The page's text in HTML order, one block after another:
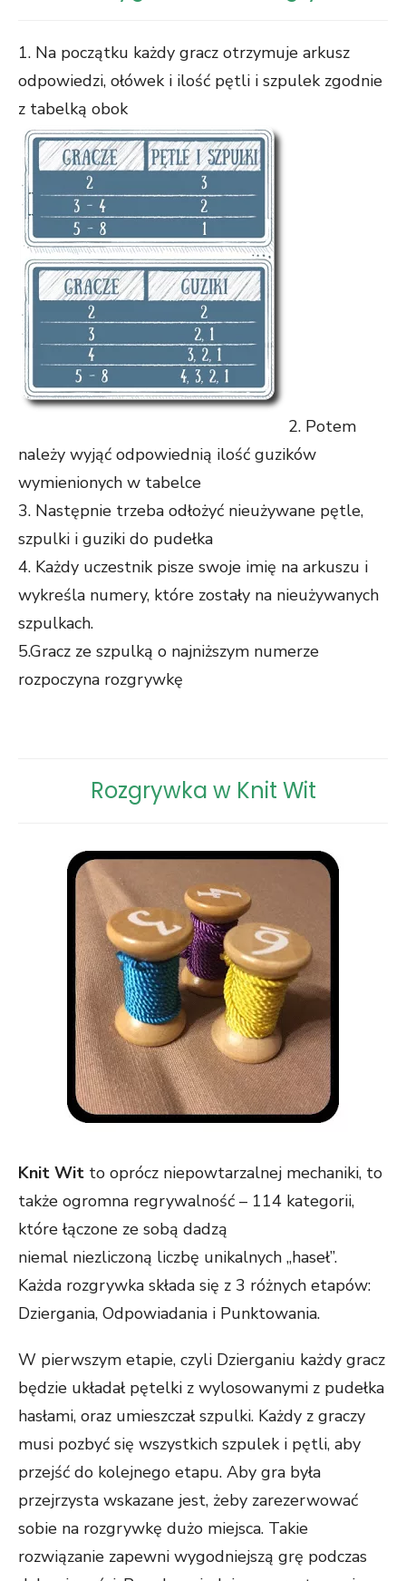
1. Na początku każdy gracz otrzymuje arkusz
odpowiedzi, ołówek i ilość pętli i szpulek zgodnie
z tabelką obok
2. Potem
należy wyjąć odpowiednią ilość guzików
wymienionych w tabelce
3. Następnie trzeba odłożyć nieużywane pętle,
szpulki i guziki do pudełka
4. Każdy uczestnik pisze swoje imię na arkuszu i
wykreśla numery, które zostały na nieużywanych
szpulkach.
5.Gracz ze szpulką o najniższym numerze
rozpoczyna rozgrywkę
Rozgrywka w Knit Wit
Knit Wit to oprócz niepowtarzalnej mechaniki, to
także ogromna regrywalność – 114 kategorii,
które łączone ze sobą dadzą
niemal niezliczoną liczbę unikalnych „haseł”.
Każda rozgrywka składa się z 3 różnych etapów:
Dziergania, Odpowiadania i Punktowania.
W pierwszym etapie, czyli Dzierganiu każdy gracz
będzie układał pętelki z wylosowanymi z pudełka
hasłami, oraz umieszczał szpulki. Każdy z graczy
musi pozbyć się wszystkich szpulek i pętli, aby
przejść do kolejnego etapu. Aby gra była
przejrzysta wskazane jest, żeby zarezerwować
sobie na rozgrywkę dużo miejsca. Takie
rozwiązanie zapewni wygodniejszą grę podczas